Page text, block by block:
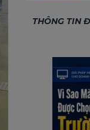
THÔNG TIN